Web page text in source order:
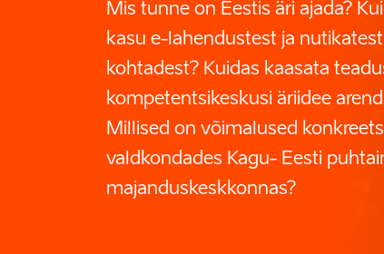
Mis tunne on Eestis äri ajada?
kasu e-lahendustest ja
kohtadest? Kuidas kaasata
kompetentsikeskusi äriidee
Millised on võimalused
valdkondades Kagu- Eesti
majanduskeskkonnas?